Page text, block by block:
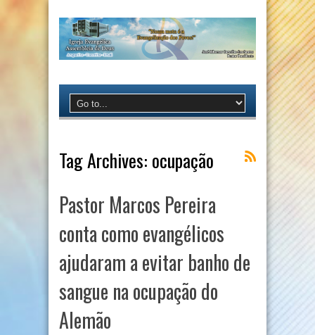
Tag Archives: ocupação
Pastor Marcos Pereira
conta como evangélicos
ajudaram a evitar banho de
sangue na ocupação do
Alemão